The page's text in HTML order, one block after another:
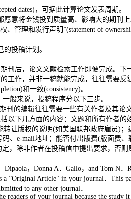
dates)，可据此计算论文发表周期。
意将金钱投到质量高、影响大的期刊上
管理和发行声明”(statement of
投稿计划。
刊后，论文文献检索工作即便完成。
工作，并非一稿就能完成，往往需要
和一致(consistency)。
般来说，投稿程序分以下三步。
期刊的编辑往往需要一些有关作者及其
以下几方面的内容：文题和所有作者
让版权的说明(如美国联邦政府雇员)
码、e-mail地址；能否付出版费(版面费
，除非作者在投稿信中提出要求，否则
Dipaola，Donna A．Gallo，and Tom N
a ”Original Article" in your journal．This
to any other journal．
readers of your journal because the